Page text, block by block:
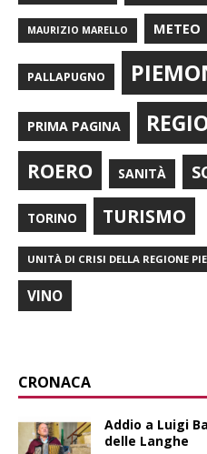
MAURIZIO MARELLO METEO
PALLAPUGNO
PRIMA PAGINA
ROERO SANITÀ
TORINO TURISMO
UNITÀ DI CRISI DELLA REGIONE
VINO
CRONACA
Addio a Luigi
delle Langhe